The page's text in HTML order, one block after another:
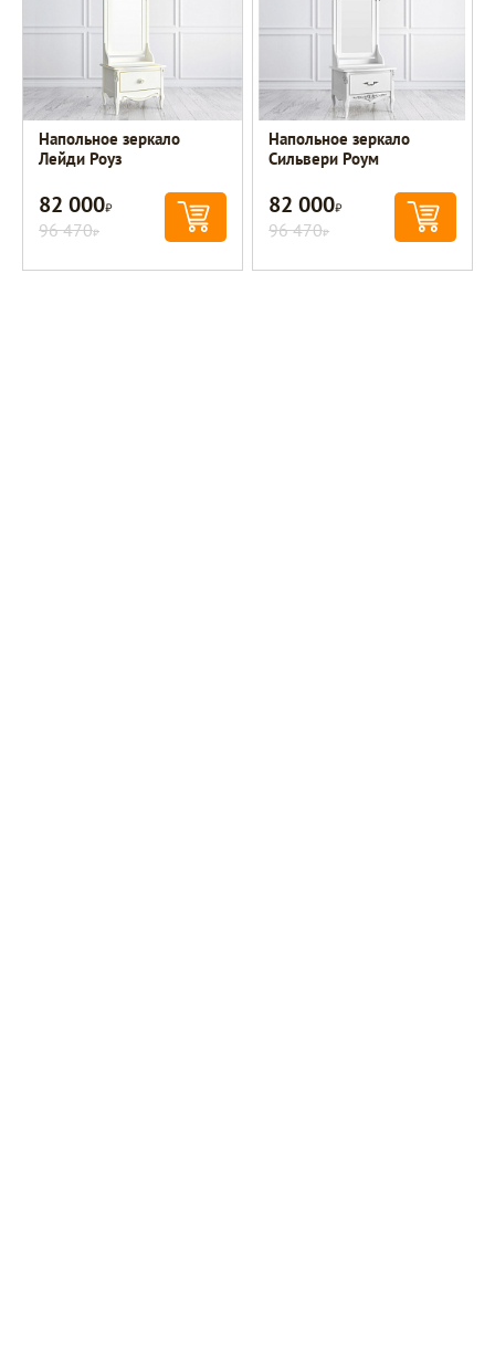
Напольное зеркало
Лейди Роуз
82 000Р
96 470Р
Напольное зеркало
Сильвери Роум
82 000Р
96 470Р